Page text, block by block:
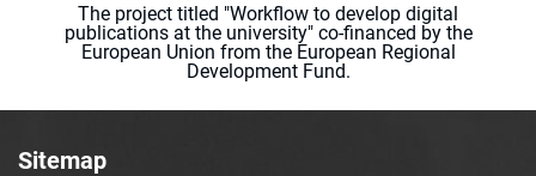
The project titled "Workflow to develop digital
publications at the university" co-financed by the
European Union from the European Regional
Development Fund.
Sitemap